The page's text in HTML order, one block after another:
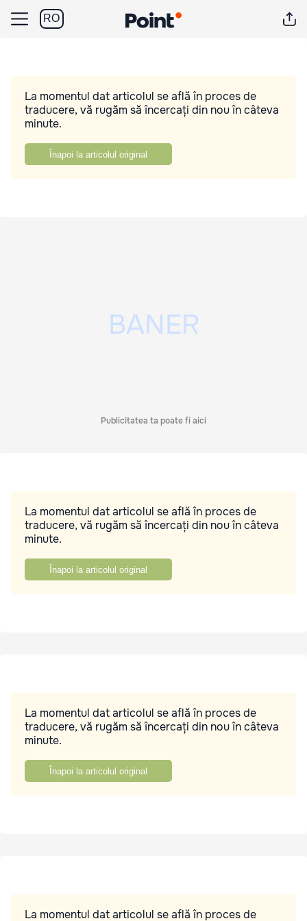
RO
La momentul dat articolul se află în proces de
traducere, vă rugăm să încercați din nou în câteva
minute.
Înapoi la articolul original
Publicitatea ta poate fi aici
La momentul dat articolul se află în proces de
traducere, vă rugăm să încercați din nou în câteva
minute.
Înapoi la articolul original
La momentul dat articolul se află în proces de
traducere, vă rugăm să încercați din nou în câteva
minute.
Înapoi la articolul original
La momentul dat articolul se află în proces de